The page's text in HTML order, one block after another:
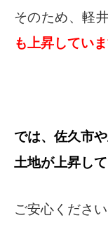
そのため、軽
も上昇していま
では、佐久市
土地が上昇し
ご安心ください